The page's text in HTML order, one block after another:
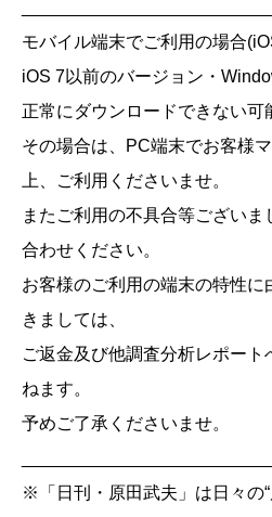
モバイル端末でご利用の場合
iOS 7以前のバージョン・
正常にダウンロードできない可
その場合は、PC端末でお客様
上、ご利用くださいませ。
またご利用の不具合等ござい
合わせください。
お客様のご利用の端末の特性に
きましては、
ご返金及び他調査分析レポー
ねます。
予めご了承くださいませ。
※「日刊・原田武夫」は日々の“